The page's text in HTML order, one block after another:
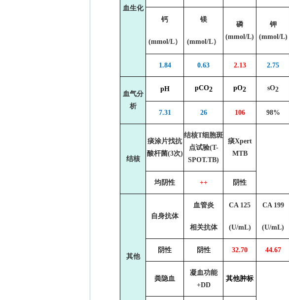
血生化
钙
(mmol/L）
镁
(mmol/L）
磷
(mmol/L)
钾
(mmol/L)
1.84 0.63 2.13 2.75
血气分
析
pH pCO2 pO2 sO2
7.31 26 106 98%
结核
痰涂片找抗
酸杆菌(3次)
结核T细胞斑
点试验(T-
SPOT.TB)
痰Xpert
MTB
均阴性 ++ 阴性
其他
自身抗体
血管炎
相关抗体
CA 125
(U/mL)
CA 199
(U/mL)
阴性 阴性 32.70 44.67
粪隐血
凝血功能
+DD
其他肿标